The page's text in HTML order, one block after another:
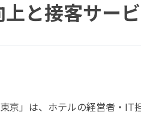
と接客サー
京」は、ホテルの経営者・